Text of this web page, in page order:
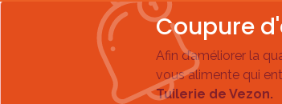
Coupure
Afin d’améliorer la
vous alimente qui
Tuilerie de Vezon.